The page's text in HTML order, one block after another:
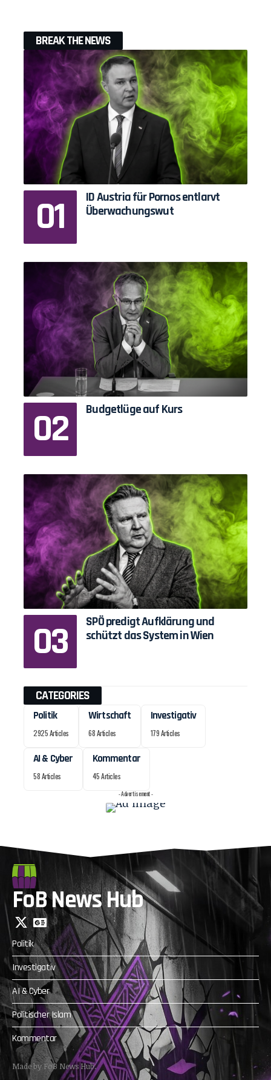
BREAK THE NEWS
ID Austria für Pornos entlarvt
Überwachungswut
Budgetlüge auf Kurs
SPÖ predigt Aufklärung und
schützt das System in Wien
CATEGORIES
Politik
2925 Articles
Wirtschaft
68 Articles
Investigativ
179 Articles
AI & Cyber
58 Articles
Kommentar
45 Articles
- Advertisement -
FoB News Hub
Politik
Investigativ
AI & Cyber
Politischer Islam
Kommentar
Made by FoB News Hub.